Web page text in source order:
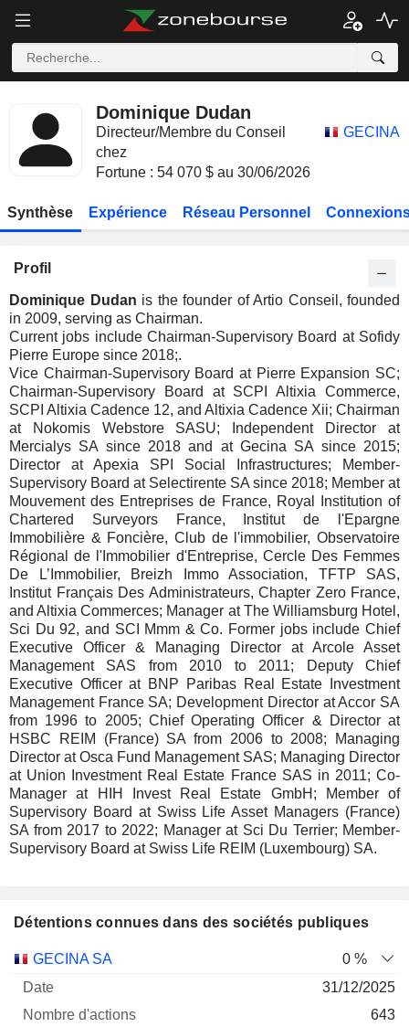
Dominique Dudan
Directeur/Membre du Conseil
chez
GECINA
Fortune : 54 070 $ au 30/06/2026
Synthèse Expérience Réseau Personnel
Profil
Dominique Dudan is the founder of Artio Conseil, founded
in 2009, serving as Chairman.
Current jobs include Chairman-Supervisory Board at Sofidy
Pierre Europe since 2018;.
Vice Chairman-Supervisory Board at Pierre Expansion SC;
Chairman-Supervisory Board at SCPI Altixia Commerce,
SCPI Altixia Cadence 12, and Altixia Cadence Xii; Chairman
at Nokomis Webstore SASU; Independent Director at
Mercialys SA since 2018 and at Gecina SA since 2015;
Director at Apexia SPI Social Infrastructures; Member-
Supervisory Board at Selectirente SA since 2018; Member at
Mouvement des Entreprises de France, Royal Institution of
Chartered Surveyors France, Institut de l'Epargne
Immobilière & Foncière, Club de l'immobilier, Observatoire
Régional de l'Immobilier d'Entreprise, Cercle Des Femmes
De L’Immobilier, Breizh Immo Association, TFTP SAS,
Institut Français Des Administrateurs, Chapter Zero France,
and Altixia Commerces; Manager at The Williamsburg Hotel,
Sci Du 92, and SCI Mmm & Co. Former jobs include Chief
Executive Officer & Managing Director at Arcole Asset
Management SAS from 2010 to 2011; Deputy Chief
Executive Officer at BNP Paribas Real Estate Investment
Management France SA; Development Director at Accor SA
from 1996 to 2005; Chief Operating Officer & Director at
HSBC REIM (France) SA from 2006 to 2008; Managing
Director at Osca Fund Management SAS; Managing Director
at Union Investment Real Estate France SAS in 2011; Co-
Manager at HIH Invest Real Estate GmbH; Member of
Supervisory Board at Swiss Life Asset Managers (France)
SA from 2017 to 2022; Manager at Sci Du Terrier; Member-
Supervisory Board at Swiss Life REIM (Luxembourg) SA.
Détentions connues dans des sociétés publiques
GECINA SA
0 %
31/12/2025
643